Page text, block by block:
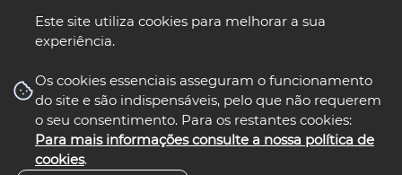
Este site utiliza cookies para melhorar a sua
experiência.
Os cookies essenciais asseguram o funcionamento
do site e são indispensáveis, pelo que não requerem
o seu consentimento. Para os restantes cookies:
Para mais informações consulte a nossa política de
cookies.
nos select language